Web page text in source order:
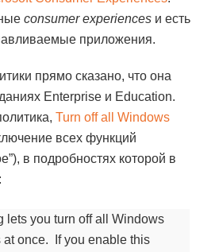
consumer experiences и есть
приложения.
прямо сказано, что она
Enterprise и Education.
Turn off all Windows
всех функций
в подробностях которой в
lets you turn off all Windows
at once. If you enable this